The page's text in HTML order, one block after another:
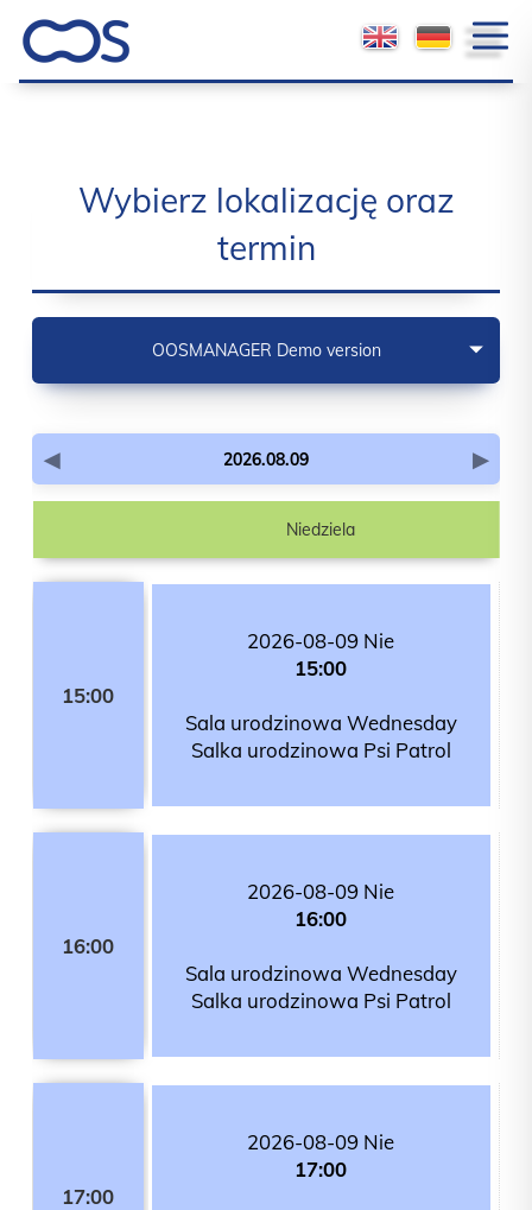
Wybierz lokalizację oraz
termin
OOSMANAGER Demo version
2026.08.09
Niedziela
15:00
2026-08-09 Nie
15:00
Sala urodzinowa Wednesday
Salka urodzinowa Psi Patrol
16:00
2026-08-09 Nie
16:00
Sala urodzinowa Wednesday
Salka urodzinowa Psi Patrol
17:00
2026-08-09 Nie
17:00